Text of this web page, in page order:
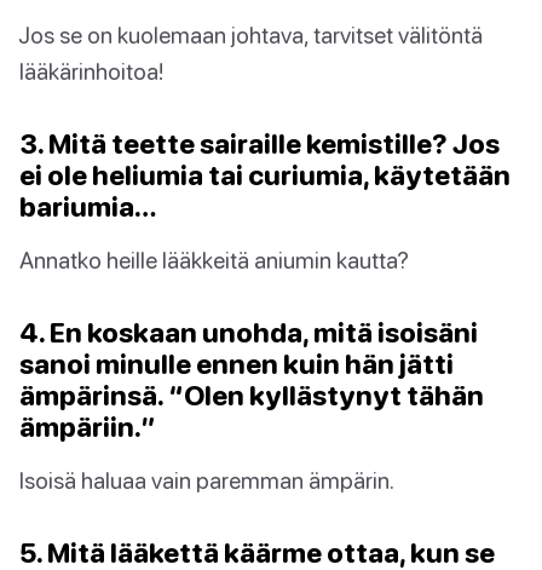
Jos se on kuolemaan johtava, tarvitset välitöntä
lääkärinhoitoa!
3. Mitä teette sairaille kemistille? Jos
ei ole heliumia tai curiumia, käytetään
bariumia…
Annatko heille lääkkeitä aniumin kautta?
4. En koskaan unohda, mitä isoisäni
sanoi minulle ennen kuin hän jätti
ämpärinsä. “Olen kyllästynyt tähän
ämpäriin.”
Isoisä haluaa vain paremman ämpärin.
5. Mitä lääkettä käärme ottaa, kun se